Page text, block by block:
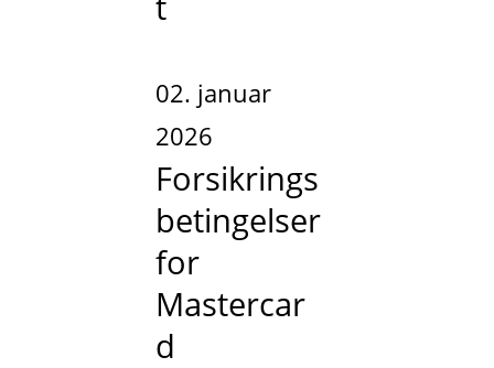
02. januar
2026
Forsikrings
betingelser
for
Mastercar
d